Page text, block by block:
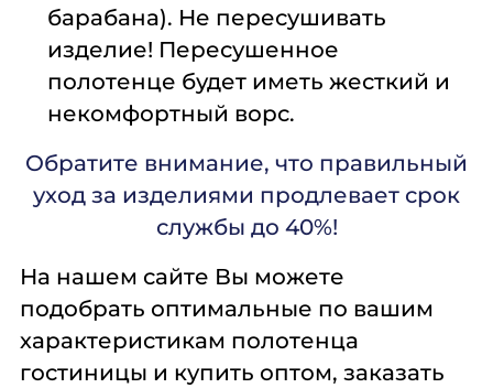
барабана). Не пересушивать
изделие! Пересушенное
полотенце будет иметь жесткий и
некомфортный ворс.
Обратите внимание, что правильный
уход за изделиями продлевает срок
службы до 40%!
На нашем сайте Вы можете
подобрать оптимальные по вашим
характеристикам полотенца
гостиницы и купить оптом, заказать